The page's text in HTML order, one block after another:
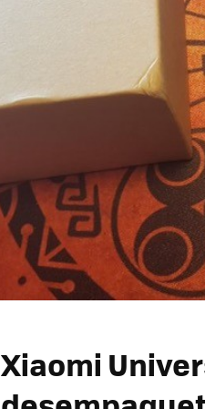
Xiaomi